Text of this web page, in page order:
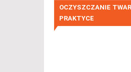
OCZYSZCZANIE
PRAKTYCE